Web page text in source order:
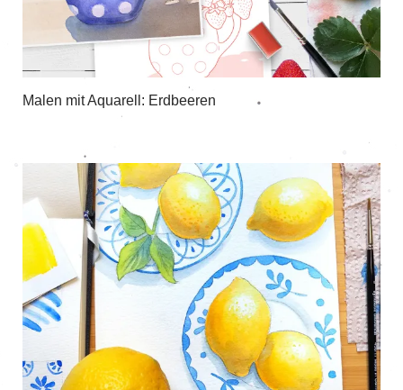
Malen mit Aquarell: Erdbeeren